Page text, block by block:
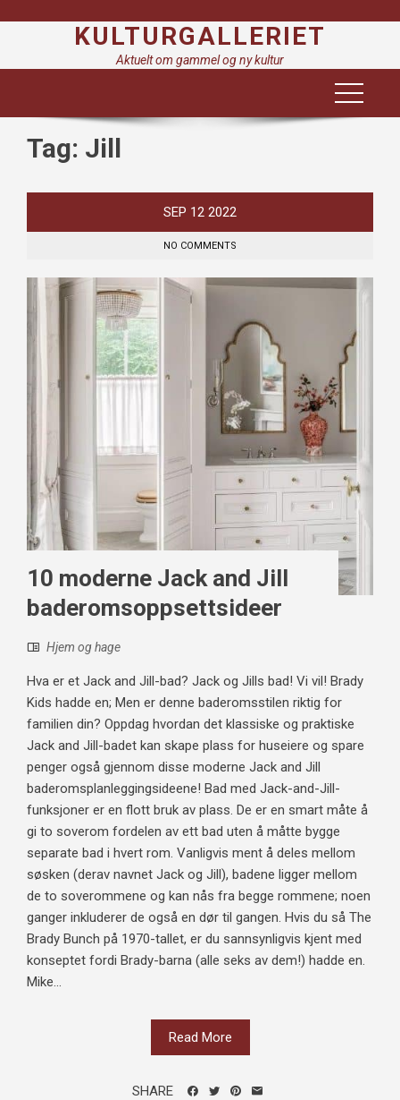
KULTURGALLERIET
Aktuelt om gammel og ny kultur
Tag: Jill
SEP 12 2022
NO COMMENTS
10 moderne Jack and Jill
baderomsoppsettsideer
Hjem og hage
Hva er et Jack and Jill-bad? Jack og Jills bad! Vi vil! Brady
Kids hadde en; Men er denne baderomsstilen riktig for
familien din? Oppdag hvordan det klassiske og praktiske
Jack and Jill-badet kan skape plass for huseiere og spare
penger også gjennom disse moderne Jack and Jill
baderomsplanleggingsideene! Bad med Jack-and-Jill-
funksjoner er en flott bruk av plass. De er en smart måte å
gi to soverom fordelen av ett bad uten å måtte bygge
separate bad i hvert rom. Vanligvis ment å deles mellom
søsken (derav navnet Jack og Jill), badene ligger mellom
de to soverommene og kan nås fra begge rommene; noen
ganger inkluderer de også en dør til gangen. Hvis du så The
Brady Bunch på 1970-tallet, er du sannsynligvis kjent med
konseptet fordi Brady-barna (alle seks av dem!) hadde en.
Mike...
Read More
SHARE